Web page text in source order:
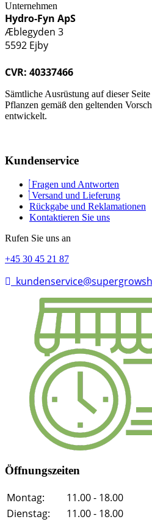
Unternehmen
Hydro-Fyn ApS
Æblegyden 3
5592 Ejby
CVR: 40337466
Sämtliche Ausrüstung auf dieser
Pflanzen gemäß den geltenden
entwickelt.
Kundenservice
Fragen und Antworten
Versand und Lieferung
Rückgabe und Reklamationen
Kontaktieren Sie uns
Rufen Sie uns an
+45 30 45 21 87
Öffnungszeiten
Montag:
11.00 - 18.00
Dienstag:
11.00 - 18.00